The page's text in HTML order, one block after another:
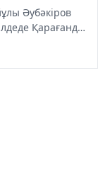
Әубәкіров
Қарағанды
1988 жыл...